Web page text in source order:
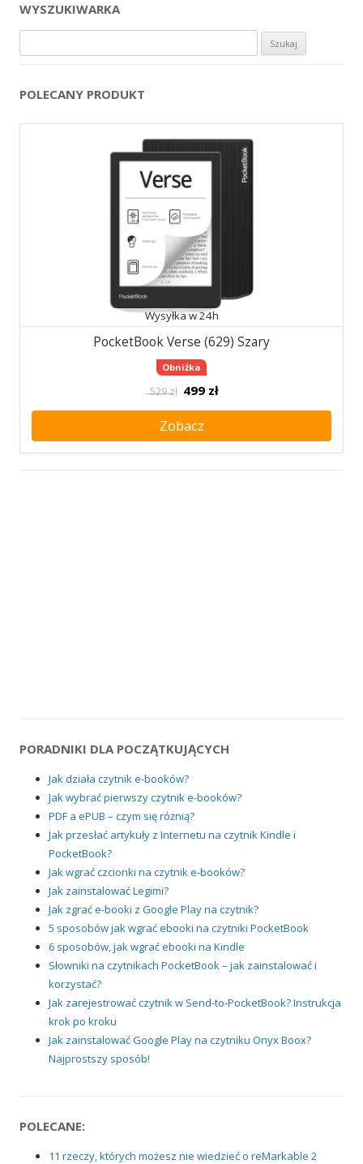
WYSZUKIWARKA
POLECANY PRODUKT
Wysyłka w 24h
PocketBook Verse (629) Szary
Obniżka
529 zł 499 zł
Zobacz
PORADNIKI DLA POCZĄTKUJĄCYCH
Jak działa czytnik e-booków?
Jak wybrać pierwszy czytnik e-booków?
PDF a ePUB – czym się różnią?
Jak przesłać artykuły z Internetu na czytnik Kindle i
PocketBook?
Jak wgrać czcionki na czytnik e-booków?
Jak zainstalować Legimi?
Jak zgrać e-booki z Google Play na czytnik?
5 sposobów jak wgrać ebooki na czytniki PocketBook
6 sposobów, jak wgrać ebooki na Kindle
Słowniki na czytnikach PocketBook – jak zainstalować i
korzystać?
Jak zarejestrować czytnik w Send-to-PocketBook? Instrukcja
krok po kroku
Jak zainstalować Google Play na czytniku Onyx Boox?
Najprostszy sposób!
POLECANE:
11 rzeczy, których możesz nie wiedzieć o reMarkable 2